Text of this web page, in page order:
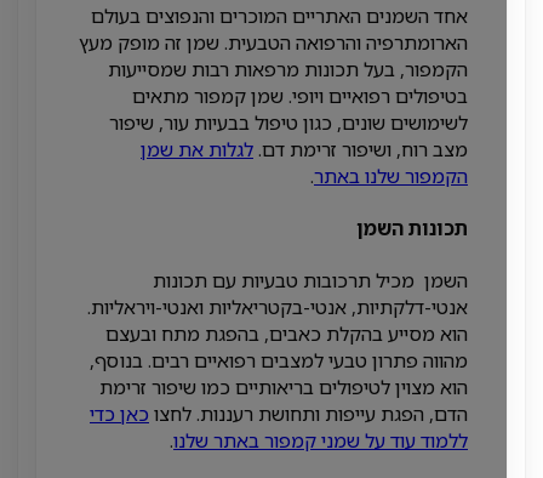
אחד השמנים האתריים המוכרים והנפוצים בעולם
הארומתרפיה והרפואה הטבעית. שמן זה מופק מעץ
הקמפור, בעל תכונות מרפאות רבות שמסייעות
בטיפולים רפואיים ויופי. שמן קמפור מתאים
לשימושים שונים, כגון טיפול בבעיות עור, שיפור
מצב רוח, ושיפור זרימת דם. לגלות את שמן
הקמפור שלנו באתר.
תכונות השמן
השמן מכיל תרכובות טבעיות עם תכונות
אנטי-דלקתיות, אנטי-בקטריאליות ואנטי-ויראליות.
הוא מסייע בהקלת כאבים, בהפגת מתח ובעצם
מהווה פתרון טבעי למצבים רפואיים רבים. בנוסף,
הוא מצוין לטיפולים בריאותיים כמו שיפור זרימת
הדם, הפגת עייפות ותחושת רעננות. לחצוכאן כדי
ללמוד עוד על שמני קמפור באתר שלנו .